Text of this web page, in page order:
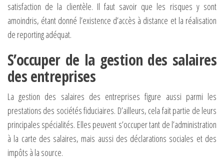
satisfaction de la clientèle. Il faut savoir que les risques y sont
amoindris, étant donné l’existence d’accès à distance et la réalisation
de reporting adéquat.
S’occuper de la gestion des salaires
des entreprises
La gestion des salaires des entreprises figure aussi parmi les
prestations des sociétés fiduciaires. D’ailleurs, cela fait partie de leurs
principales spécialités. Elles peuvent s’occuper tant de l’administration
à la carte des salaires, mais aussi des déclarations sociales et des
impôts à la source.